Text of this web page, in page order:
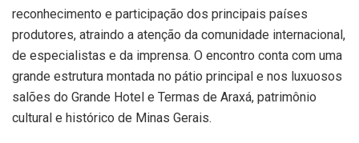
reconhecimento e participação dos principais países
produtores, atraindo a atenção da comunidade internacional,
de especialistas e da imprensa. O encontro conta com uma
grande estrutura montada no pátio principal e nos luxuosos
salões do Grande Hotel e Termas de Araxá, patrimônio
cultural e histórico de Minas Gerais.